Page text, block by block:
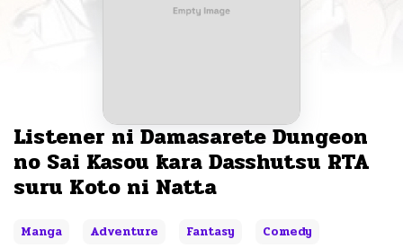
Listener ni Damasarete Dungeon
no Sai Kasou kara Dasshutsu RTA
suru Koto ni Natta
Manga Adventure Fantasy
Comedy